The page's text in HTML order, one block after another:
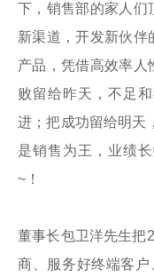
下，销售部的家人们
新渠道，开发新伙伴
产品，凭借高效率人
败留给昨天，不足
进；把成功留给明天
是销售为王，业绩
~！
董事长包卫洋先生把
商、服务好终端客